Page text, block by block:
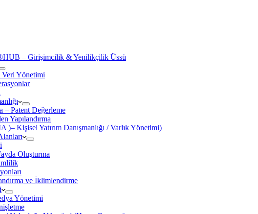
– Girişimcilik & Yenilikçilik Üssü
Veri Yönetimi
Patent Değerleme
Yapılandırma
)– Kişisel Yatırım Danışmanlığı / Varlık Yönetimi)
Oluşturma
ve İklimlendirme
Yönetimi